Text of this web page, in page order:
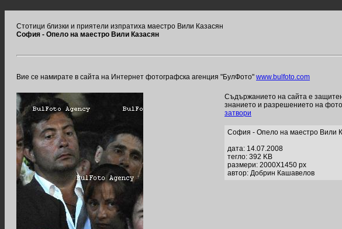
Стотици близки и приятели изпратиха маестро Вили Казасян
София - Опело на маестро Вили Казасян
Вие се намирате в сайта на Интернет фотографска агенция "БулФото" www.bulfoto.com
Съдържанието на сайта е
знанието и разрешението на
затвори
София - Опело на маестро Вили
дата: 14.07.2008
тегло: 392 KB
размери: 2000X1450 px
автор: Добрин Кашавелов